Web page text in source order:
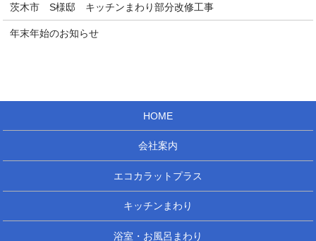
茨木市 S様邸 キッチンまわり部分改修工事
年末年始のお知らせ
HOME
会社案内
エコカラットプラス
キッチンまわり
浴室・お風呂まわり